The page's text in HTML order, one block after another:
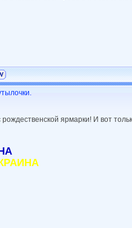
рождественской ярмарки! И вот